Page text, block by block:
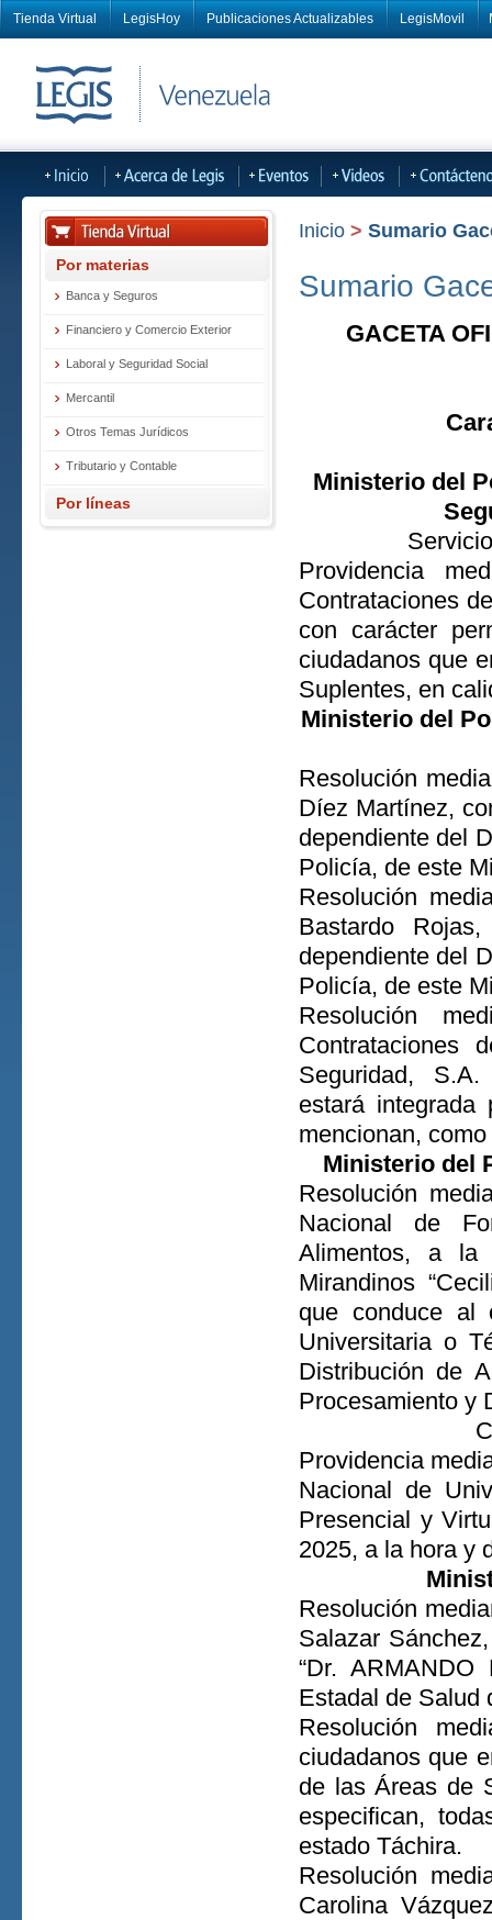
Tienda Virtual LegisHoy Publicaciones Actualizables LegisMovil
Por materias
Banca y Seguros
Financiero y Comercio Exterior
Laboral y Seguridad Social
Mercantil
Otros Temas Jurídicos
Tributario y Contable
Por líneas
Inicio > Sumario
Sumario
GACETA
Ministerio del
Providencia
Contrataciones
con carácter
ciudadanos que
Suplentes, en
Ministerio del
Resolución
Díez Martínez,
dependiente del
Policía, de este
Resolución
Bastardo
dependiente del
Policía, de este
Resolución
Contrataciones
Seguridad,
estará
mencionan,
Ministerio del
Resolución
Nacional de
Alimentos, a la
Mirandinos
que conduce al
Universitaria o
Distribución de
Procesamiento y
Providencia
Nacional de
Presencial y
2025, a la hora y
Resolución
Salazar
“Dr.
Estadal de Salud
Resolución
ciudadanos que
de las Áreas de
especifican,
estado Táchira.
Resolución
Carolina